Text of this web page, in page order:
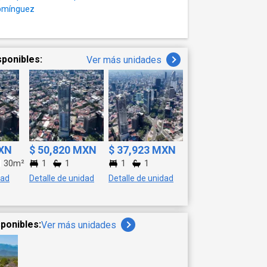
Ver más unidades
30m²
$ 50,820 MXN
1 1
Detalle de unidad
$ 37,923 MXN
1 1
Detalle de unidad
Ver más unidades